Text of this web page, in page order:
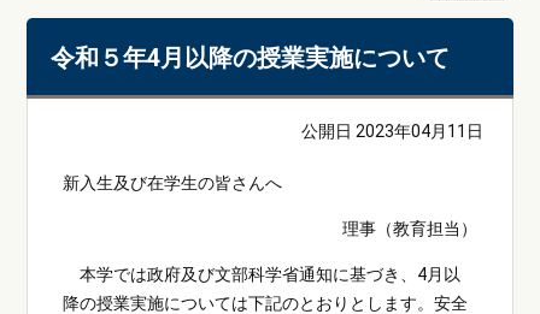
令和５年4月以降の授業実施について
公開日 2023年04月11日
新入生及び在学生の皆さんへ
理事（教育担当）
本学では政府及び文部科学省通知に基づき、4月以
降の授業実施については下記のとおりとします。安全